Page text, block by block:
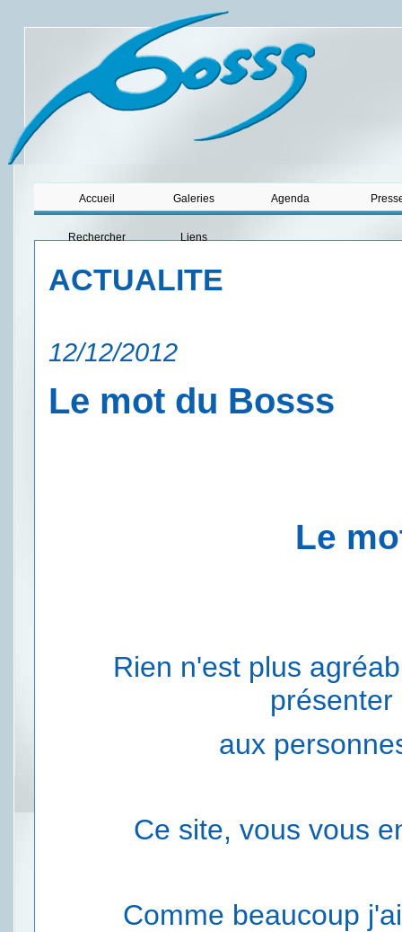
Accueil Galeries Agenda
Rechercher Liens
ACTUALITE
12/12/2012
Le mot du Bosss
Le
Rien n'est plus
aux
Ce site, vous vous
Comme beaucoup